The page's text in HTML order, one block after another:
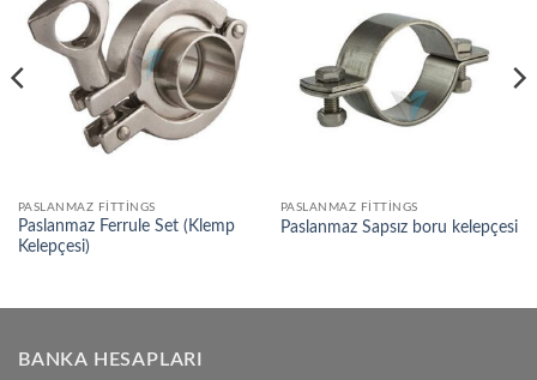
Add to
wishlist
PASLANMAZ FITTINGS
Paslanmaz Ferrule Set (Klemp
Kelepçesi)
PASLANMAZ FITTINGS
Paslanmaz Sapsız boru kelepçesi
BANKA HESAPLARI